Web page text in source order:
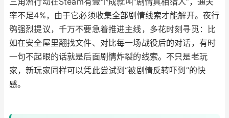
率不足4%，由于它必须收集全部剧情线索才能解开。夜行
鸮强烈提议，千万不要急着推进主线，多花时刻寻觅：比
如在安全屋里翻找文件、对比每一场战役后的对话，有时
一句不起眼的话就是后面剧情炸裂的线索。不只是老玩
家，新玩家同样可以凭此尝试到“被剧情反转吓到”的快
感。